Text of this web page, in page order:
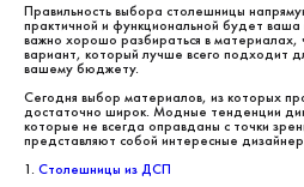
Правильность выбора столешницы
практичной и функциональной будет
важно хорошо разбираться в
вариант, который лучше всего подходит
вашему бюджету.
Сегодня выбор материалов, из которых
достаточно широк. Модные тенденции
которые не всегда оправданы с точки
представляют собой интересные
1. Столешницы из ДСП